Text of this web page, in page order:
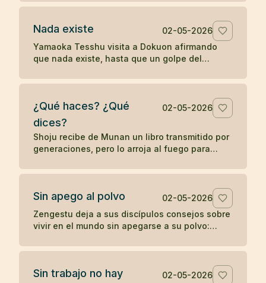
palabras sin despertar.
Nada existe
02-05-2026
Yamaoka Tesshu visita a Dokuon afirmando
que nada existe, hasta que un golpe del
con fuerza.
¿Qué haces? ¿Qué
dices?
02-05-2026
Shoju recibe de Munan un libro transmitido por
generaciones, pero lo arroja al fuego para
de un símbolo.
Sin apego al polvo
02-05-2026
Zengestu deja a sus discípulos consejos sobre
vivir en el mundo sin apegarse a su polvo:
Sin trabajo no hay
02-05-2026